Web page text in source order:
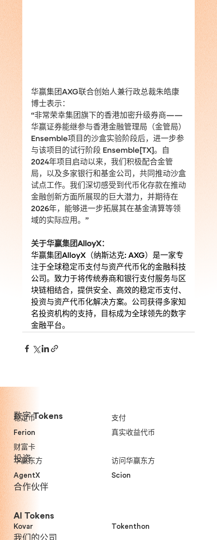
华赢集团AXG联合创始人兼行政总裁朱皓康
博士表示：
“非常荣幸集团旗下的香港加密升级券商——
华赢证券能继参与香港金融管理局（金管局）
Ensemble项目的沙盒实验阶段后，进一步参
与该项目的试行阶段 Ensemble[TX]。自
2024年项目启动以来，我们积极配合金管
局，以及多家银行和基金公司，共同推动沙盒
试点工作。我们深切感受到代币化存款在推动
金融创新方面所展现的巨大潜力，并期待在
2026年，能够进一步拓展其在基金清算等领
域的实际应用。”
关于华赢集团AlloyX：
华赢集团AlloyX（纳斯达克: AXG）是一家专
注于全球稳定币支付与资产代币化的金融科技
公司。致力于将传统券商和银行支付服务与区
块链相结合，提供安全、高效的稳定币支付、
投资与资产代币化解决方案。公司获得多家知
名投资机构的支持，目标成为全球领先的数字
金融平台。
数字 Tokens
稳定币
支付
Ferion
真实收益代币
财富卡
投资
华赢东方
访问华赢东方
AgentX
Scion
合作伙伴
AI Tokens
Kovar Tokenthon
我们的公司